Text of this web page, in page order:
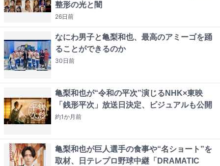
整形の光と闇
26日前
なにわ男子と亀梨和也、最高のアミーゴを踊
ることができるのか
30日前
亀梨和也が“令和の平次”演じるNHK×東映
「銭形平次」放送日決定、ビジュアルも公開
約1か月前
亀梨和也が巨人選手の食事や“名ショート”を
取材、日テレプロ野球中継「DRAMATIC